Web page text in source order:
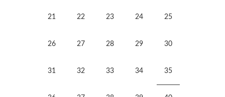
21 22 23 24 25
26 27 28 29 30
31 32 33 34 35